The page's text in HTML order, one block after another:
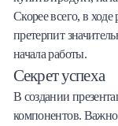
Продукты
Скорее всего, в
претерпит
начала работы.
Секрет успеха
В создании
компонентов. Важно